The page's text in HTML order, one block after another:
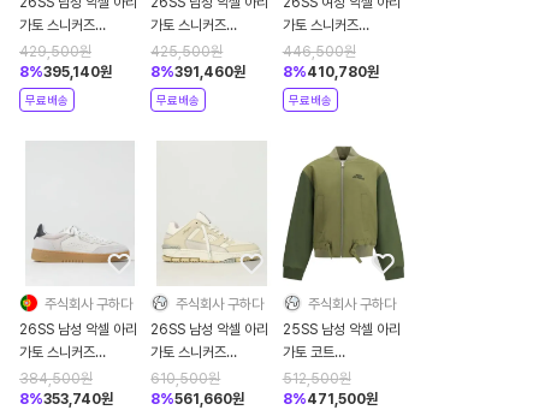
가토 스니커즈
F3629001 Beige
429,500원
8%395,140원
무료배송
가토 스니커즈
F1571001 White
425,500원
8%391,460원
무료배송
가토 스니커즈
F3546001 White
446,500원
8%410,780원
무료배송
주식회사 구하다
26SS 남성 악셀 아리
가토 스니커즈
F3032001 WHITE
GUM
384,500원
8%353,740원
주식회사 구하다
26SS 남성 악셀 아리
가토 스니커즈
F1078004 Beige
610,500원
8%561,660원
주식회사 구하다
25SS 남성 악셀 아리
가토 코트
9998238646558
DIVERS
512,500원
8%471,500원